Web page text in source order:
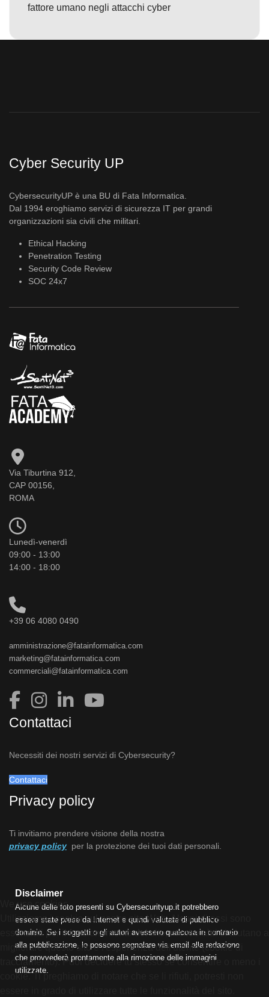
fattore umano negli attacchi cyber
Cyber Security UP
CybersecurityUP è una BU di Fata Informatica.
Dal 1994 eroghiamo servizi di sicurezza IT per grandi
organizzazioni sia civili che militari.
Ethical Hacking
Penetration Testing
Security Code Review
SOC 24x7
Via Tiburtina 912,
CAP 00156,
ROMA
Lunedì-venerdì
09:00 - 13:00
14:00 - 18:00
+39 06 4080 0490
amministrazione@fatainformatica.com
marketing@fatainformatica.com
commerciali@fatainformatica.com
Contattaci
Necessiti dei nostri servizi di Cybersecurity?
Contattaci
Privacy policy
Ti invitiamo prendere visione della nostra
privacy policy per la protezione dei tuoi dati personali.
Disclaimer
Alcune delle foto presenti su Cybersecurityup.it potrebbero
essere state prese da Internet e quindi valutate di pubblico
dominio. Se i soggetti o gli autori avessero qualcosa in contrario
alla pubblicazione, lo possono segnalare via email alla redazione
che provvederà prontamente alla rimozione delle immagini
utilizzate.
We use cookies
Utilizziamo i cookie sul nostro sito Web. Alcuni di essi sono
essenziali per il funzionamento del sito, mentre altri ci aiutano a
migliorare questo sito e l'esperienza dell'utente (cookie di
tracciamento). Puoi decidere tu stesso se consentire o meno i
cookie. Ti preghiamo di notare che se li rifiuti, potresti non